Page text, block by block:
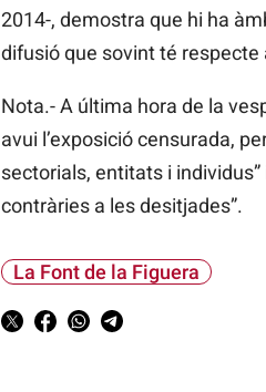
2014-, demostra que hi ha
difusió que sovint té respecte
Nota.- A última hora de la
avui l’exposició censurada,
sectorials, entitats i individus”
contràries a les desitjades”.
La Font de la Figuera